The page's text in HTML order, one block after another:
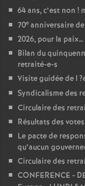
64 ans, c’est non !
70e anniversaire
2026, pour la
Bilan du
retraité-e-s
Visite guidée de l
Syndicalisme des
Circulaire des
Résultats des
Le pacte de
qu’aucun
Circulaire des
CONFERENCE -